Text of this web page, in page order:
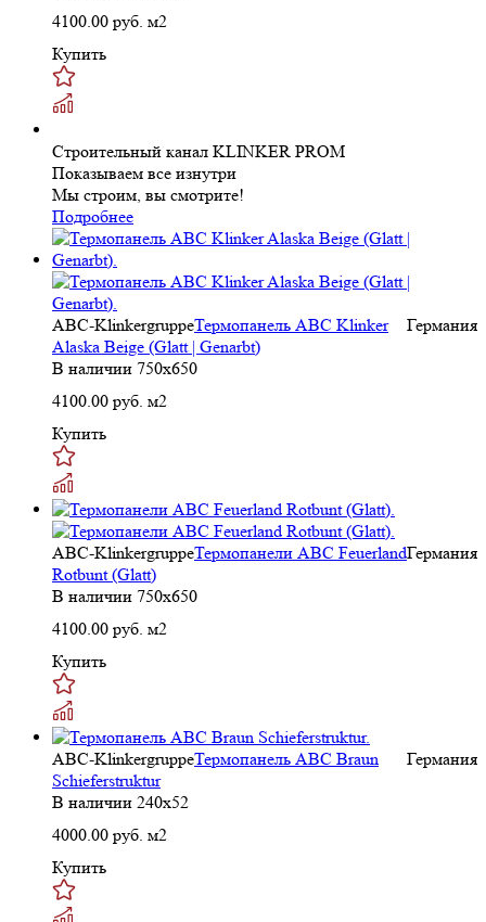
4100.00 руб. м2
Купить
Строительный канал KLINKER PROM
Показываем все изнутри
Мы строим, вы смотрите!
Подробнее
ABC-Klinkergruppe Германия
Термопанель ABC Klinker
Alaska Beige (Glatt | Genarbt)
В наличии 750x650
4100.00 руб. м2
Купить
ABC-Klinkergruppe Германия
Термопанели ABC Feuerland
Rotbunt (Glatt)
В наличии 750x650
4100.00 руб. м2
Купить
ABC-Klinkergruppe Германия
Термопанель ABC Braun
Schieferstruktur
В наличии 240х52
4000.00 руб. м2
Купить